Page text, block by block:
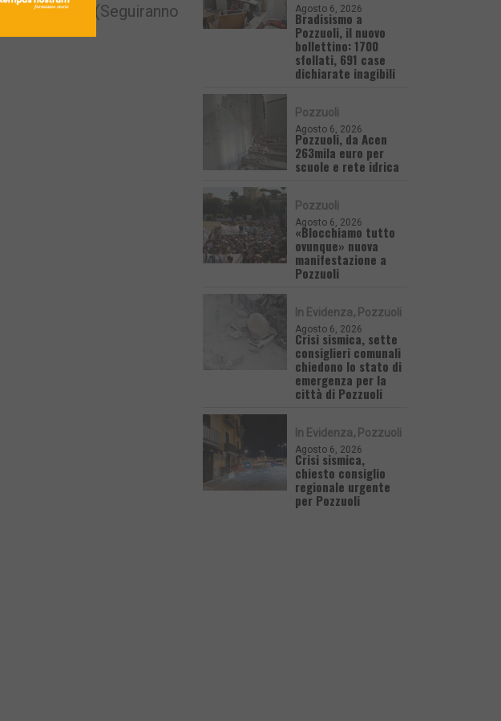
fuoco. (Seguiranno
Agosto 6, 2026
Bradisismo a
Pozzuoli, il nuovo
bollettino: 1700
sfollati, 691 case
dichiarate inagibili
Pozzuoli
Agosto 6, 2026
Pozzuoli, da Acen
263mila euro per
scuole e rete idrica
Pozzuoli
Agosto 6, 2026
«Blocchiamo tutto
ovunque» nuova
manifestazione a
Pozzuoli
In Evidenza Pozzuoli
Agosto 6, 2026
Crisi sismica, sette
consiglieri comunali
chiedono lo stato di
emergenza per la
città di Pozzuoli
In Evidenza Pozzuoli
Agosto 6, 2026
Crisi sismica,
chiesto consiglio
regionale urgente
per Pozzuoli